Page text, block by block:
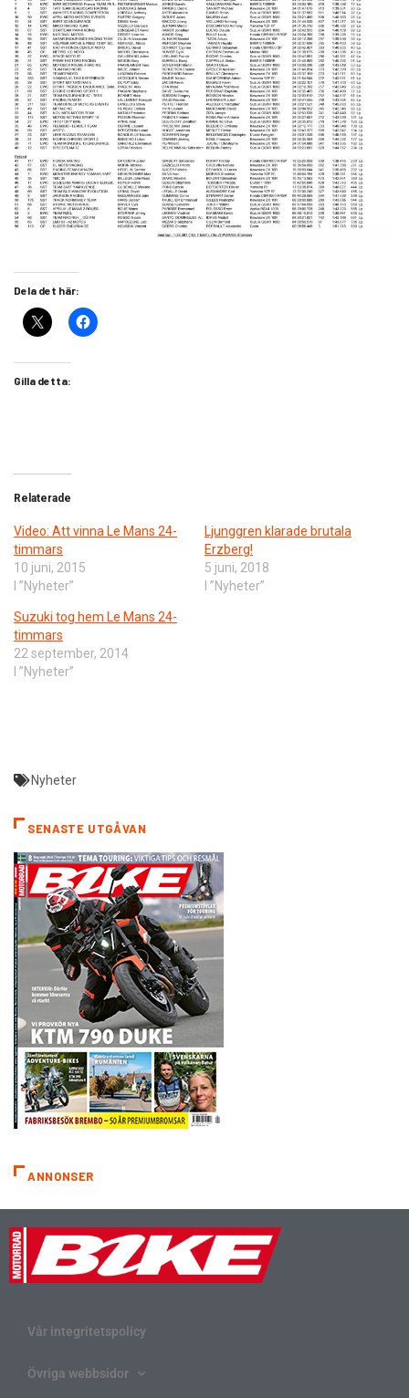
Dela det här:
Gilla detta:
Relaterade
Video: Att vinna Le Mans 24-
timmars
10 juni, 2015
I ”Nyheter”
Ljunggren klarade brutala
Erzberg!
5 juni, 2018
I ”Nyheter”
Suzuki tog hem Le Mans 24-
timmars
22 september, 2014
I ”Nyheter”
Nyheter
SENASTE UTGÅVAN
ANNONSER
Vår integritetspolicy
Övriga webbsidor